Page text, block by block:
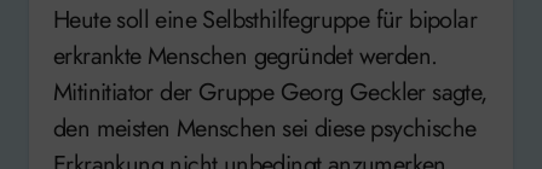
Heute soll eine Selbsthilfegruppe für bipolar
erkrankte Menschen gegründet werden.
Mitinitiator der Gruppe Georg Geckler sagte,
den meisten Menschen sei diese psychische